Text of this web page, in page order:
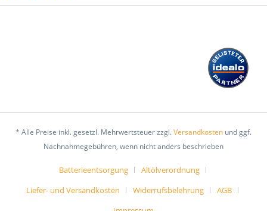
* Alle Preise inkl. gesetzl. Mehrwertsteuer zzgl.Versandkosten und ggf.
Nachnahmegebühren, wenn nicht anders beschrieben
Batterieentsorgung
Altölverordnung
Liefer- und Versandkosten
Widerrufsbelehrung
AGB